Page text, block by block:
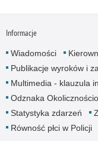
Informacje
Wiadomości
Publikacje wyroków i
Multimedia - klauzula
Odznaka
Statystyka zdarzeń
Równość płci w Policji